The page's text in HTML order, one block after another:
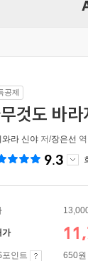
공제
것도 바
와라 신야 저/장은선 역
9.3
가
포인트
650원